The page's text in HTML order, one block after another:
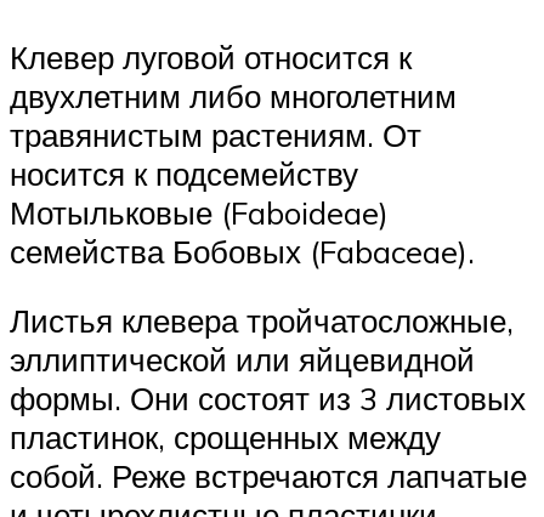
Клевер луговой относится к
двухлетним либо многолетним
травянистым растениям. От
носится к подсемейству
Мотыльковые (Faboideae)
семейства Бобовых (Fabaceae).
Листья клевера тройчатосложные,
эллиптической или яйцевидной
формы. Они состоят из 3 листовых
пластинок, срощенных между
собой. Реже встречаются лапчатые